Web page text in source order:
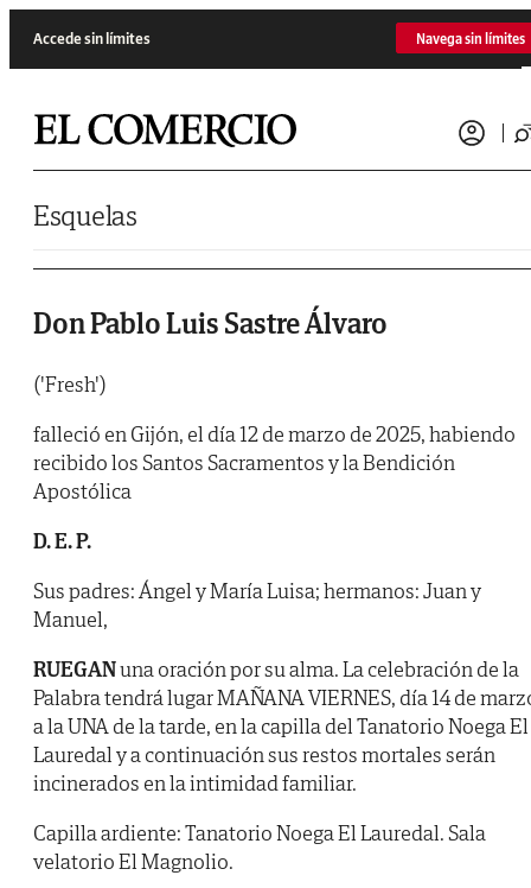
Accede sin límites Navega sin límites
Esquelas
Don Pablo Luis Sastre Álvaro
('Fresh')
falleció en Gijón, el día 12 de marzo de 2025, habiendo
recibido los Santos Sacramentos y la Bendición
Apostólica
D. E. P.
Sus padres: Ángel y María Luisa; hermanos: Juan y
Manuel,
RUEGANuna oración por su alma. La celebración de la
Palabra tendrá lugar MAÑANA VIERNES, día 14 de
a la UNA de la tarde, en la capilla del Tanatorio Noega El
Lauredal y a continuación sus restos mortales serán
incinerados en la intimidad familiar.
Capilla ardiente: Tanatorio Noega El Lauredal. Sala
velatorio El Magnolio.